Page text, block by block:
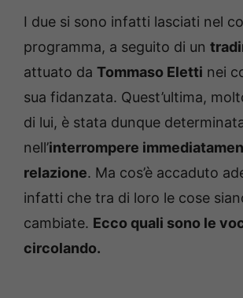
I due si sono infatti lasciati nel
programma, a seguito di un
attuato da Tommaso Eletti nei
sua fidanzata. Quest’ultima,
di lui, è stata dunque
nell’interrompere
relazione. Ma cos’è accaduto
infatti che tra di loro le cose
cambiate. Ecco quali sono le
circolando.